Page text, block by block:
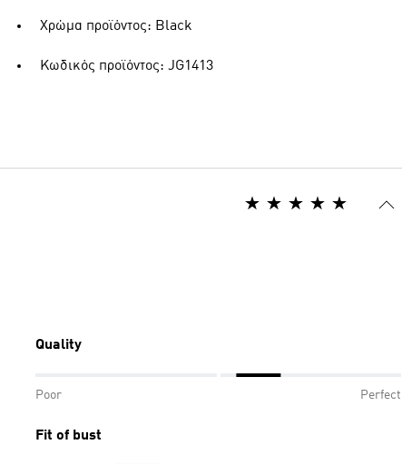
Χρώμα προϊόντος: Black
Κωδικός προϊόντος: JG1413
Quality
Poor Perfect
Fit of bust